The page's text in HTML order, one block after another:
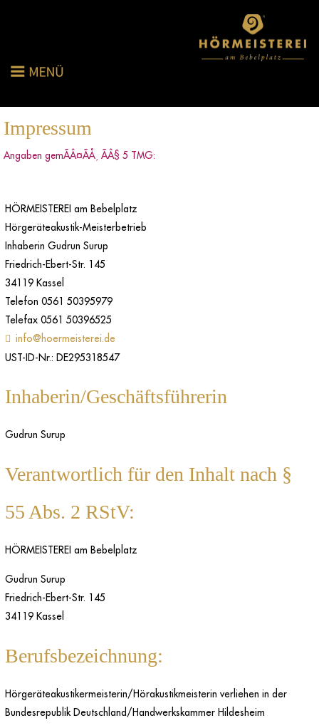
Impressum
Angaben gemÃÂ¤ÃÅ¸ ÃÂ§ 5 TMG:
HÖRMEISTEREI am Bebelplatz
Hörgeräteakustik-Meisterbetrieb
Inhaberin Gudrun Surup
Friedrich-Ebert-Str. 145
34119 Kassel
Telefon 0561 50395979
Telefax 0561 50396525
info@hoermeisterei.de
UST-ID-Nr.: DE295318547
Inhaberin/Geschäftsführerin
Gudrun Surup
Verantwortlich für den Inhalt nach §
55 Abs. 2 RStV:
HÖRMEISTEREI am Bebelplatz
Gudrun Surup
Friedrich-Ebert-Str. 145
34119 Kassel
Berufsbezeichnung:
Hörgeräteakustikermeisterin/Hörakustikmeisterin verliehen in der
Bundesrepublik Deutschland/Handwerkskammer Hildesheim